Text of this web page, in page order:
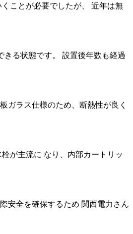
ことが必要でしたが、 近年は無
きる状態です。 設置後年数も経過
ガラス仕様のため、断熱性が良く
が主流に なり、内部カートリッ
安全を確保するため 関西電力さん